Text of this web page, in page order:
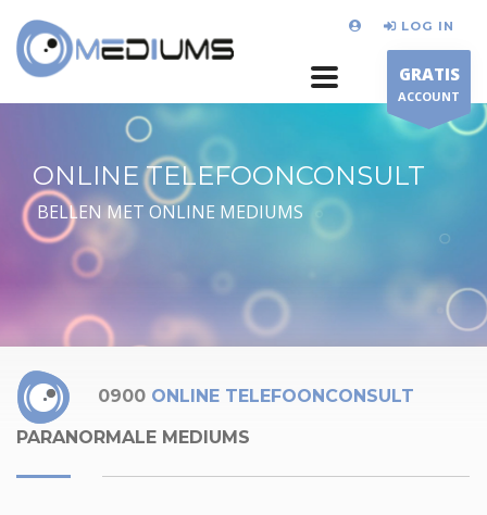
LOG IN
GRATIS
ACCOUNT
ONLINE TELEFOONCONSULT
BELLEN MET ONLINE MEDIUMS
0900 ONLINE TELEFOONCONSULT
PARANORMALE MEDIUMS